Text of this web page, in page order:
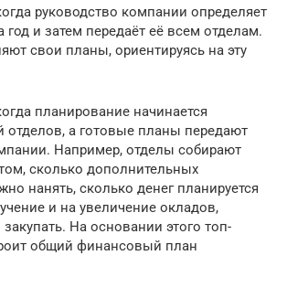
руководство компании определяет
год и затем передаёт её всем отделам.
свои планы, ориентируясь на эту
планирование начинается
отделов, а готовые планы передают
Например, отделы собирают
сколько дополнительных
нанять, сколько денег планируется
и на увеличение окладов,
На основании этого топ-
общий финансовый план